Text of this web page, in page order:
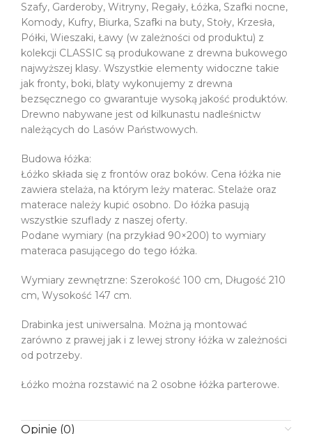
Szafy, Garderoby, Witryny, Regały, Łóżka, Szafki nocne,
Komody, Kufry, Biurka, Szafki na buty, Stoły, Krzesła,
Półki, Wieszaki, Ławy (w zależności od produktu) z
kolekcji CLASSIC są produkowane z drewna bukowego
najwyższej klasy. Wszystkie elementy widoczne takie
jak fronty, boki, blaty wykonujemy z drewna
bezsęcznego co gwarantuje wysoką jakość produktów.
Drewno nabywane jest od kilkunastu nadleśnictw
należących do Lasów Państwowych.
Budowa łóżka:
Łóżko składa się z frontów oraz boków. Cena łóżka nie
zawiera stelaża, na którym leży materac. Stelaże oraz
materace należy kupić osobno. Do łóżka pasują
wszystkie szuflady z naszej oferty.
Podane wymiary (na przykład 90×200) to wymiary
materaca pasującego do tego łóżka.
Wymiary zewnętrzne: Szerokość 100 cm, Długość 210
cm, Wysokość 147 cm.
Drabinka jest uniwersalna. Można ją montować
zarówno z prawej jak i z lewej strony łóżka w zależności
od potrzeby.
Łóżko można rozstawić na 2 osobne łóżka parterowe.
Opinie (0)